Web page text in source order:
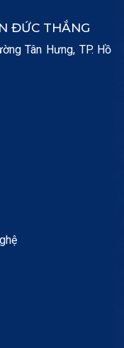
ĐỨC THẮNG
Tân Hưng, TP. Hồ